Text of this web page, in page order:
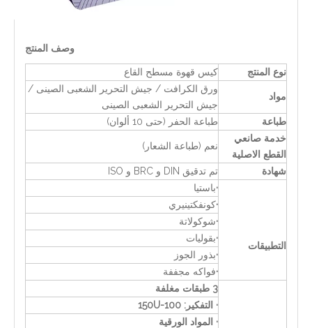
وصف المنتج
نوع المنتج كيس قهوة مسطح القاع
مواد
ورق الكرافت / جيش التحرير الشعبى الصينى /
جيش التحرير الشعبى الصينى
طباعة
طباعة الحفر (حتى 10 ألوان)
خدمة صانعي
القطع الاصلية
نعم (طباعة الشعار)
شهادة تم تدقيق DIN و BRC و ISO
التطبيقات
·باستيا
·كونفكتينيري
·شوكولاتة
·بقوليات
·بذور الجوز
·فواكه مجففة
3 طبقات مغلفة
· التفكير: 100-150U
· المواد الورقية